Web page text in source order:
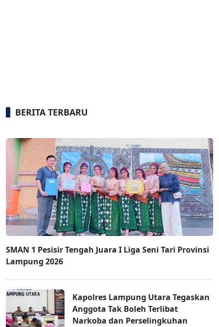
BERITA TERBARU
SMAN 1 Pesisir Tengah Juara I Liga Seni Tari Provinsi
Lampung 2026
Kapolres Lampung Utara Tegaskan
Anggota Tak Boleh Terlibat
Narkoba dan Perselingkuhan